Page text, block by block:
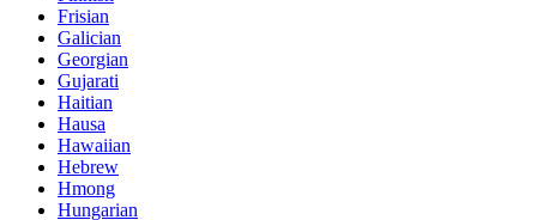
Frisian
Galician
Georgian
Gujarati
Haitian
Hausa
Hawaiian
Hebrew
Hmong
Hungarian